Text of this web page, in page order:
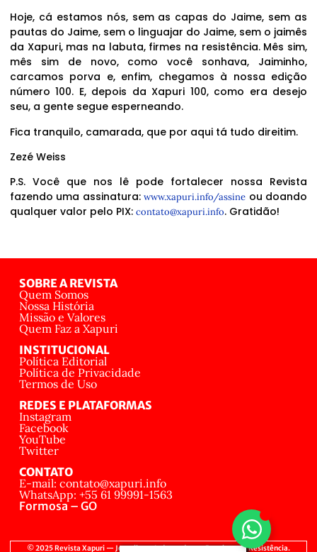
Hoje, cá estamos nós, sem as capas do Jaime, sem as
pautas do Jaime, sem o linguajar do Jaime, sem o jaimês
da Xapuri, mas na labuta, firmes na resistência. Mês sim,
mês sim de novo, como você sonhava, Jaiminho,
carcamos porva e, enfim, chegamos à nossa edição
número 100. E, depois da Xapuri 100, como era desejo
seu, a gente segue esperneando.
Fica tranquilo, camarada, que por aqui tá tudo direitim.
Zezé Weiss
P.S. Você que nos lê pode fortalecer nossa Revista
fazendo uma assinatura:www.xapuri.info/assine ou doando
qualquer valor pelo PIX: contato@xapuri.info. Gratidão!
SOBRE A REVISTA
Quem Somos
Nossa História
Missão e Valores
Quem Faz a Xapuri
INSTITUCIONAL
Política Editorial
Política de Privacidade
Termos de Uso
REDES E PLATAFORMAS
Instagram
Facebook
YouTube
Twitter
CONTATO
E-mail: contato@xapuri.info
WhatsApp: +55 61 99991-1563
Formosa – GO
© 2025 Revista Xapuri — Jornalismo Independente, Popular e de Resistência.